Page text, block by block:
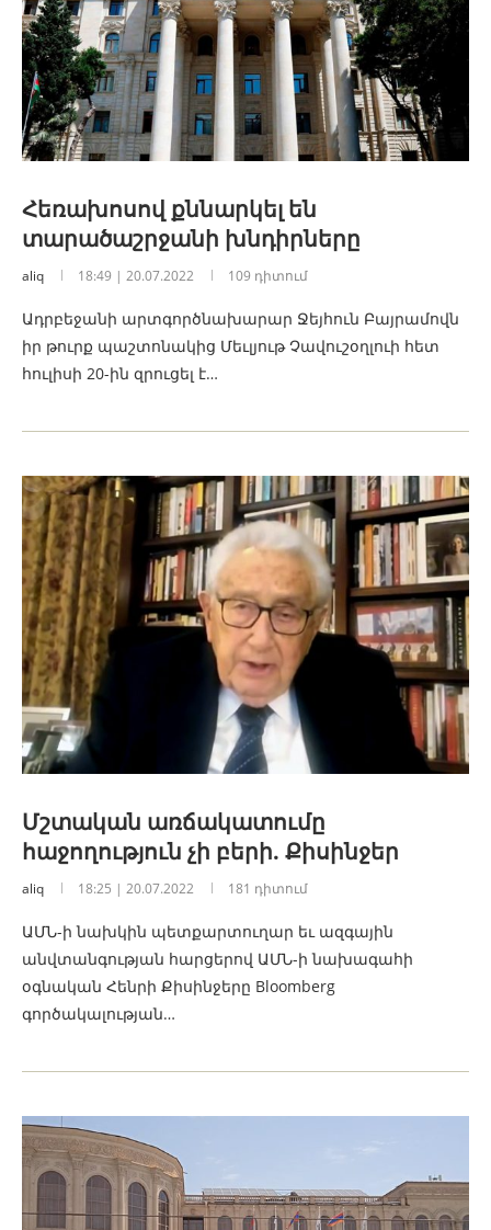
Հեռախոսով քննարկել են
տարածաշրջանի խնդիրները
aliq 18:49 | 20.07.2022 109 դիտում
Ադրբեջանի արտգործնախարար Ջեյհուն Բայրամովն
իր թուրք պաշտոնակից Մեւլյութ Չավուշօղլուի հետ
հուլիսի 20-ին զրուցել է…
Մշտական առճակատումը
հաջողություն չի բերի. Քիսինջեր
aliq 18:25 | 20.07.2022 181 դիտում
ԱՄՆ-ի նախկին պետքարտուղար եւ ազգային
անվտանգության հարցերով ԱՄՆ-ի նախագահի
օգնական Հենրի Քիսինջերը Bloomberg
գործակալության…